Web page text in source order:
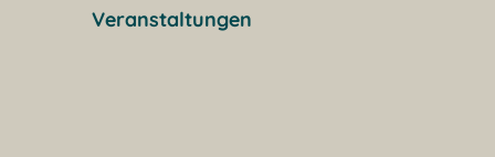
Veranstaltungen